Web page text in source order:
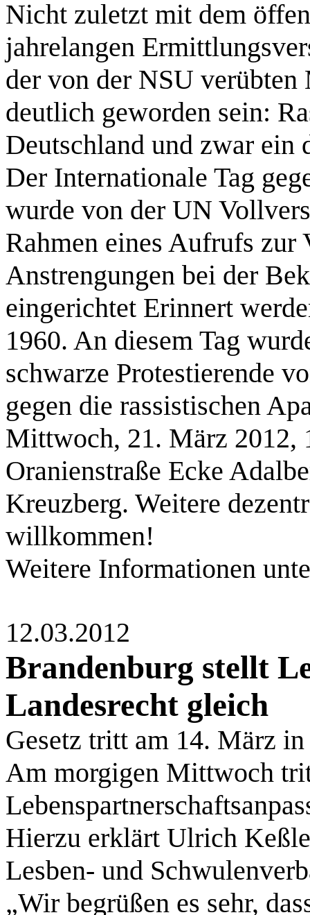
Nicht zuletzt mit dem
jahrelangen
der von der NSU
deutlich geworden sein:
Deutschland und zwar ein
Der Internationale Tag
wurde von der UN
Rahmen eines Aufrufs zur
Anstrengungen bei der
eingerichtet Erinnert
1960. An diesem Tag
schwarze Protestierende
gegen die rassistischen
Mittwoch, 21. März 2012,
Oranienstraße Ecke
Kreuzberg. Weitere
willkommen!
Weitere Informationen
12.03.2012
Brandenburg stellt
Landesrecht gleich
Gesetz tritt am 14. März
Am morgigen Mittwoch
Hierzu erklärt Ulrich
Lesben- und
„Wir begrüßen es sehr,